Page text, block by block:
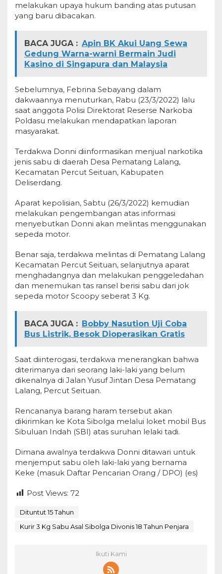
melakukan upaya hukum banding atas putusan
yang baru dibacakan.
BACA JUGA : Apin BK Akui Uang Sewa
Gedung Warna-warni Bermain Judi
Kasino di Singapura dan Malaysia
Sebelumnya, Febrina Sebayang dalam
dakwaannya menuturkan, Rabu (23/3/2022) lalu
saat anggota Polisi Direktorat Reserse Narkoba
Poldasu melakukan mendapatkan laporan
masyarakat.
Terdakwa Donni diinformasikan menjual narkotika
jenis sabu di daerah Desa Pematang Lalang,
Kecamatan Percut Seituan, Kabupaten
Deliserdang.
Aparat kepolisian, Sabtu (26/3/2022) kemudian
melakukan pengembangan atas informasi
menyebutkan Donni akan melintas menggunakan
sepeda motor.
Benar saja, terdakwa melintas di Pematang Lalang
Kecamatan Percut Seituan, selanjutnya aparat
menghadangnya dan melakukan penggeledahan
dan menemukan tas ransel berisi sabu dari jok
sepeda motor Scoopy seberat 3 Kg.
BACA JUGA : Bobby Nasution Uji Coba
Bus Listrik, Besok Dioperasikan Gratis
Saat diinterogasi, terdakwa menerangkan bahwa
diterimanya dari seorang laki-laki yang belum
dikenalnya di Jalan Yusuf Jintan Desa Pematang
Lalang, Percut Seituan.
Rencananya barang haram tersebut akan
dikirimkan ke Kota Sibolga melalui loket mobil Bus
Sibuluan Indah (SBI) atas suruhan lelaki tadi.
Dimana awalnya terdakwa Donni ditawari untuk
menjemput sabu oleh laki-laki yang bernama
Keke (masuk Daftar Pencarian Orang / DPO) (es)
Post Views: 72
Dituntut 15 Tahun
Kurir 3 Kg Sabu Asal Sibolga Divonis 18 Tahun Penjara
Ikuti Kami